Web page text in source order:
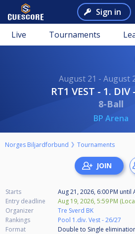
Sign in
Live Tournaments
August 21 - August
RT1 VEST - 1.
8-Ball
BP Arena
Norges Biljardforbund Tournaments
Starts Aug 21, 2026, 6:00 PM until
Entry deadline
Aug 19, 2026, 5:59 PM
Organizer
Tre Sverd BK
Rankings
Pool 1.div. Vest - 26/27
Format
Double to Single